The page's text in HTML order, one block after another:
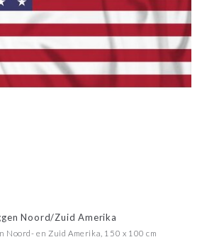
Noord/Zuid Amerika
Noord- en Zuid Amerika, 150 x 100 cm